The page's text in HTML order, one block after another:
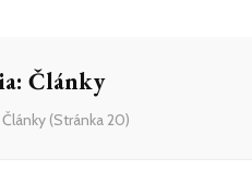
Články
Články (Stránka 20)